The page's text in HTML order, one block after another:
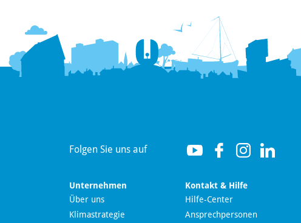
Folgen Sie uns auf
Unternehmen
Über uns
Klimastrategie
Kontakt & Hilfe
Hilfe-Center
Ansprechpersonen
Wir nutzen Langdock zur Bereitstellung eines KI-